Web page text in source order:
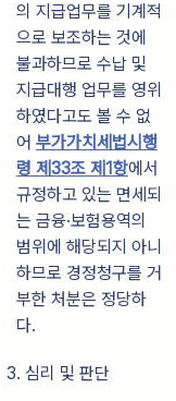
의 지급업무를 기계적
으로 보조하는 것에
불과하므로 수납 및
지급대행 업무를 영위
하였다고도 볼 수 없
어 부가가치세법시행
령 제33조 제1항에서
규정하고 있는 면세되
는 금융·보험용역의
범위에 해당되지 아니
하므로 경정청구를 거
부한 처분은 정당하
다.
3. 심리 및 판단